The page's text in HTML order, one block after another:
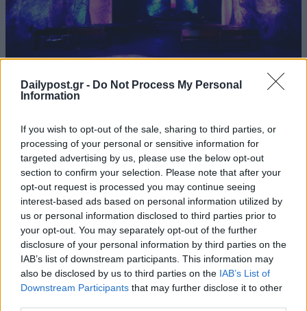
Dailypost.gr - Do Not Process My Personal
Information
If you wish to opt-out of the sale, sharing to third parties, or
processing of your personal or sensitive information for
targeted advertising by us, please use the below opt-out
section to confirm your selection. Please note that after your
opt-out request is processed you may continue seeing
interest-based ads based on personal information utilized by
us or personal information disclosed to third parties prior to
your opt-out. You may separately opt-out of the further
disclosure of your personal information by third parties on the
IAB’s list of downstream participants. This information may
also be disclosed by us to third parties on the IAB’s List of
Downstream Participants that may further disclose it to other